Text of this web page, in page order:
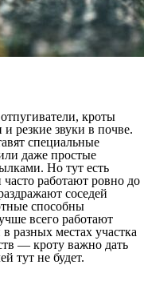
кроты
резкие звуки в почве.
специальные
даже простые
Но тут есть
работают ровно до
соседей
способны
всего работают
разных местах участка
— кроту важно дать
тут не будет.